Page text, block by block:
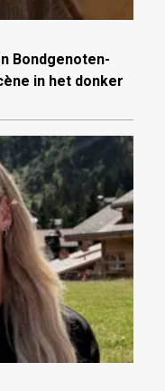
Bondgenoten-
in het donker